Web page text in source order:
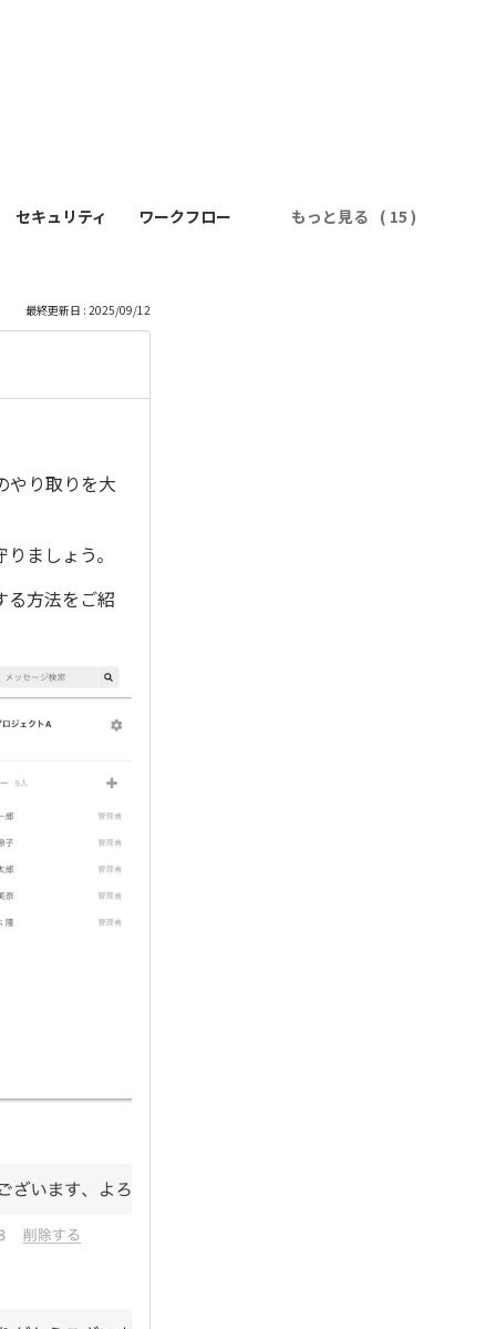
セキュリティ ワークフロー もっと見る
最終更新日 : 2025/09/12
やり取りを大
ましょう。
る方法をご紹